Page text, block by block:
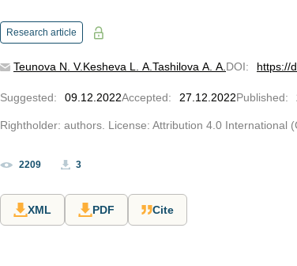
Research article
Teunova N. V.Kesheva L. A. Tashilova A. A. DOI: https://
Suggested: 09.12.2022Accepted: 27.12.2022Published:
Rightholder: authors. License: Attribution 4.0 International
2209 3
XML PDF Cite